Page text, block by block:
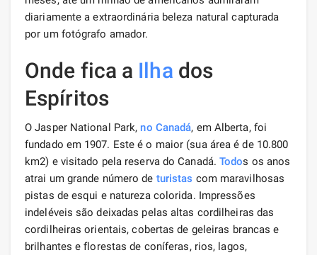
diariamente a extraordinária beleza natural capturada
por um fotógrafo amador.
Onde fica a Ilha dos
Espíritos
O Jasper National Park, no Canadá, em Alberta, foi
fundado em 1907. Este é o maior (sua área é de 10.800
km2) e visitado pela reserva do Canadá.Todos os anos
atrai um grande número de turistas com maravilhosas
pistas de esqui e natureza colorida. Impressões
indeléveis são deixadas pelas altas cordilheiras das
cordilheiras orientais, cobertas de geleiras brancas e
brilhantes e florestas de coníferas, rios, lagos,